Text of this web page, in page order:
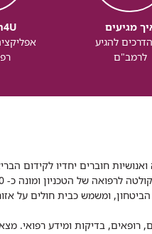
מגיעים
להגיע
לרמב"ם
חוברים יחדיו לקידום
רופאים, בדיקות ומידע